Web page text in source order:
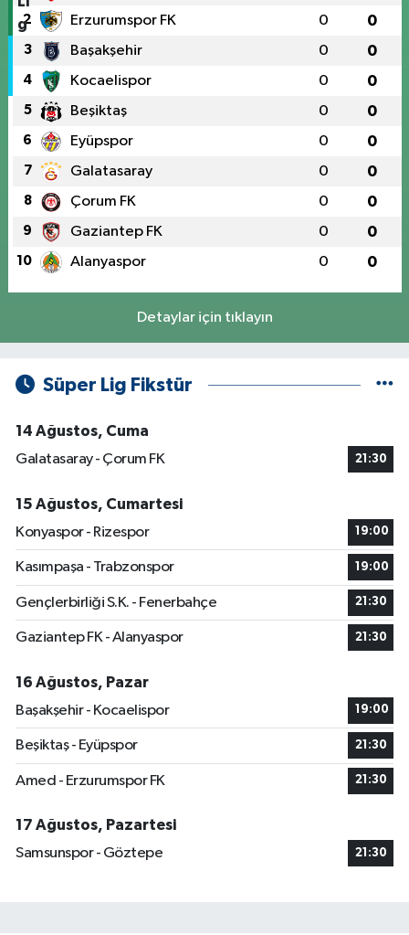
2 Erzurumspor FK 0 0
3 Başakşehir 0 0
4 Kocaelispor 0 0
5 Beşiktaş 0 0
6 Eyüpspor 0 0
7 Galatasaray 0 0
8 Çorum FK 0 0
9 Gaziantep FK 0 0
10 Alanyaspor 0 0
Detaylar için tıklayın
Süper Lig Fikstür
14 Ağustos, Cuma
Galatasaray - Çorum FK
21:30
15 Ağustos, Cumartesi
Konyaspor - Rizespor
19:00
Kasımpaşa - Trabzonspor 19:00
Gençlerbirliği S.K. - Fenerbahçe 21:30
Gaziantep FK - Alanyaspor 21:30
16 Ağustos, Pazar
Başakşehir - Kocaelispor
19:00
Beşiktaş - Eyüpspor 21:30
Amed - Erzurumspor FK 21:30
17 Ağustos, Pazartesi
Samsunspor - Göztepe
21:30